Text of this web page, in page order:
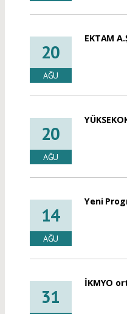
20
AĞU
EKTAM
20
AĞU
14
AĞU
Yeni
31
İKMYO